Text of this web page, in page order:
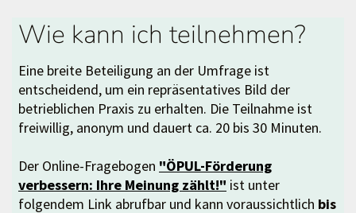
Wie kann ich teilnehmen?
Eine breite Beteiligung an der Umfrage ist
entscheidend, um ein repräsentatives Bild der
betrieblichen Praxis zu erhalten. Die Teilnahme ist
freiwillig, anonym und dauert ca. 20 bis 30 Minuten.
Der Online-Fragebogen "ÖPUL-Förderung
verbessern: Ihre Meinung zählt!" ist unter
folgendem Link abrufbar und kann voraussichtlich bis